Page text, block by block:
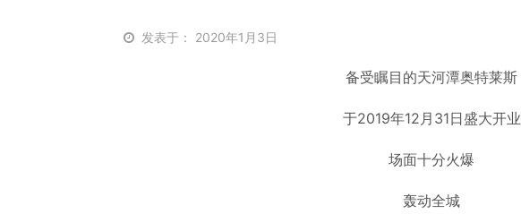
发表于： 2020年1月3日
备受瞩目的天河潭奥特莱斯
于2019年12月31日盛大开业
场面十分火爆
轰动全城